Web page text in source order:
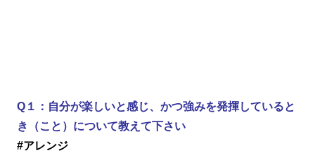
Q１：自分が楽しいと感じ、かつ強みを発揮していると
き（こと）について教えて下さい
#アレンジ